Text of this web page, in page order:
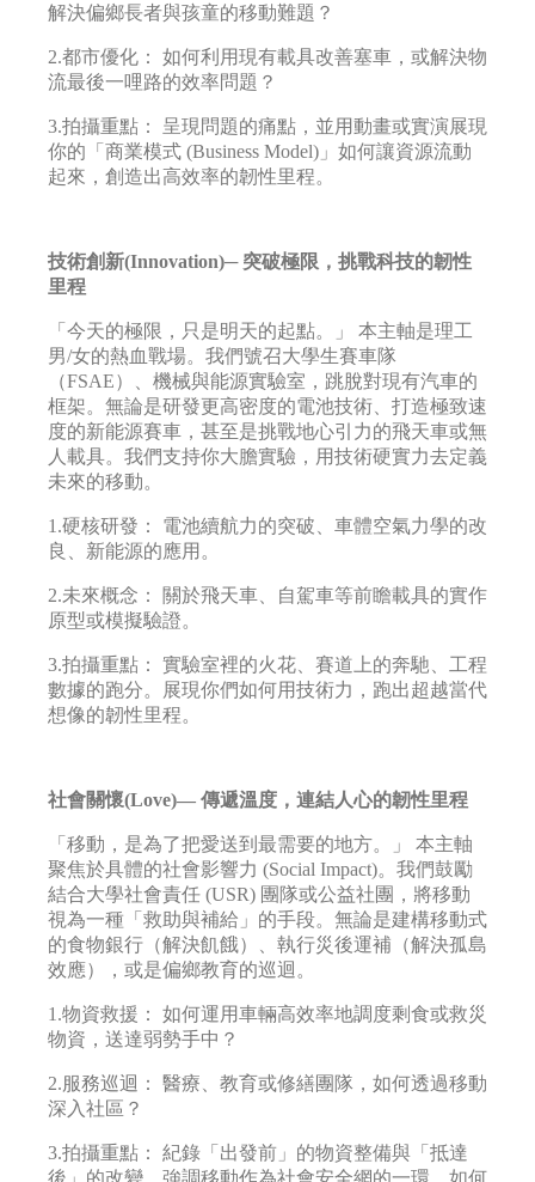
解決偏鄉長者與孩童的移動難題？
2.都市優化： 如何利用現有載具改善塞車，或解決物
流最後一哩路的效率問題？
3.拍攝重點： 呈現問題的痛點，並用動畫或實演展現
你的「商業模式 (Business Model)」如何讓資源流動
起來，創造出高效率的韌性里程。
技術創新(Innovation)─ 突破極限，挑戰科技的韌性
里程
「今天的極限，只是明天的起點。」 本主軸是理工
男/女的熱血戰場。我們號召大學生賽車隊
（FSAE）、機械與能源實驗室，跳脫對現有汽車的
框架。無論是研發更高密度的電池技術、打造極致速
度的新能源賽車，甚至是挑戰地心引力的飛天車或無
人載具。我們支持你大膽實驗，用技術硬實力去定義
未來的移動。
1.硬核研發： 電池續航力的突破、車體空氣力學的改
良、新能源的應用。
2.未來概念： 關於飛天車、自駕車等前瞻載具的實作
原型或模擬驗證。
3.拍攝重點： 實驗室裡的火花、賽道上的奔馳、工程
數據的跑分。展現你們如何用技術力，跑出超越當代
想像的韌性里程。
社會關懷(Love)— 傳遞溫度，連結人心的韌性里程
「移動，是為了把愛送到最需要的地方。」 本主軸
聚焦於具體的社會影響力 (Social Impact)。我們鼓勵
結合大學社會責任 (USR) 團隊或公益社團，將移動
視為一種「救助與補給」的手段。無論是建構移動式
的食物銀行（解決飢餓）、執行災後運補（解決孤島
效應），或是偏鄉教育的巡迴。
1.物資救援： 如何運用車輛高效率地調度剩食或救災
物資，送達弱勢手中？
2.服務巡迴： 醫療、教育或修繕團隊，如何透過移動
深入社區？
3.拍攝重點： 紀錄「出發前」的物資整備與「抵達